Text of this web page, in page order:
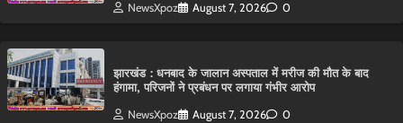
NewsXpoz August 7, 2026 0
झारखंड : धनबाद के जालान अस्पताल में मरीज की मौत के बाद
हंगामा, परिजनों ने प्रबंधन पर लगाया गंभीर आरोप
NewsXpoz August 7, 2026 0